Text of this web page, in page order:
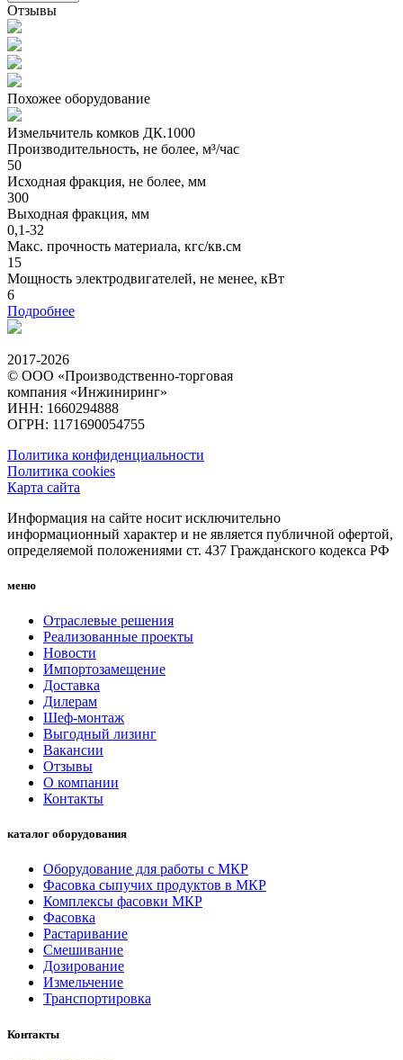
Отзывы
Похожее оборудование
Измельчитель комков ДК.1000
Производительность, не более, м³/час
50
Исходная фракция, не более, мм
300
Выходная фракция, мм
0,1-32
Макс. прочность материала, кгс/кв.см
15
Мощность электродвигателей, не менее, кВт
6
Подробнее
2017-2026
© ООО «Производственно-торговая
компания «Инжиниринг»
ИНН: 1660294888
ОГРН: 1171690054755
Политика конфиденциальности
Политика cookies
Карта сайта
Информация на сайте носит исключительно
информационный характер и не является публичной офертой,
определяемой положениями ст. 437 Гражданского кодекса РФ
меню
Отраслевые решения
Реализованные проекты
Новости
Импортозамещение
Доставка
Дилерам
Шеф-монтаж
Выгодный лизинг
Вакансии
Отзывы
О компании
Контакты
каталог оборудования
Оборудование для работы с МКР
Фасовка сыпучих продуктов в МКР
Комплексы фасовки МКР
Фасовка
Растаривание
Смешивание
Дозирование
Измельчение
Транспортировка
Контакты